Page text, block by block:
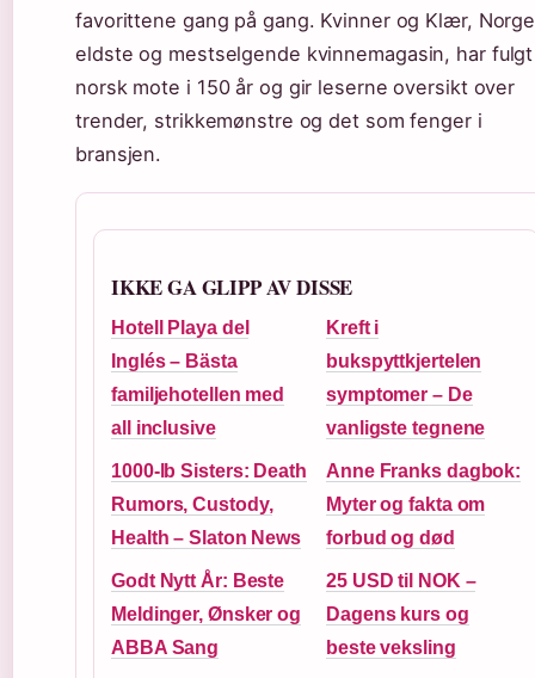
favorittene gang på gang. Kvinner og Klær,
eldste og mestselgende kvinnemagasin, har fulgt
norsk mote i 150 år og gir leserne oversikt over
trender, strikkemønstre og det som fenger i
bransjen.
IKKE GA GLIPP AV DISSE
Hotell Playa del
Inglés – Bästa
familjehotellen med
all inclusive
Kreft i
bukspyttkjertelen
symptomer – De
vanligste tegnene
1000-lb Sisters: Death
Rumors, Custody,
Health – Slaton News
Anne Franks dagbok:
Myter og fakta om
forbud og død
Godt Nytt År: Beste
Meldinger, Ønsker og
ABBA Sang
25 USD til NOK –
Dagens kurs og
beste veksling